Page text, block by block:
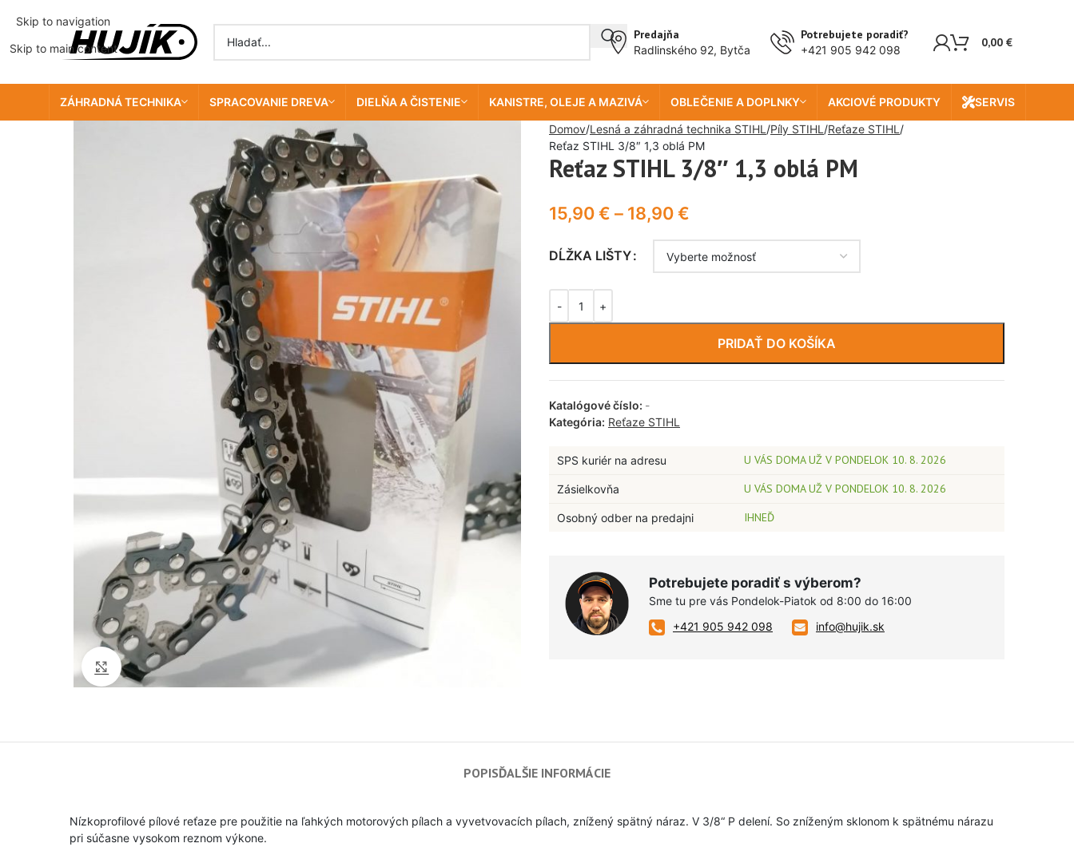
Skip to navigation
Skip to main content
Predajňa
Radlinského 92, Bytča
Potrebujete poradiť?
+421 905 942 098
0,00 €
ZÁHRADNÁ TECHNIKA SPRACOVANIE DREVA DIELŇA A ČISTENIE KANISTRE, OLEJE A MAZIVÁ OBLEČENIE A DOPLNKY AKCIOVÉ PRODUKTY SERVIS
Click to enlarge
Domov Lesná a záhradná technika STIHL Píly STIHL
Reťaze STIHL
Reťaz STIHL 3/8″ 1,3 oblá PM
Reťaz STIHL 3/8″ 1,3 oblá PM
15,90€ – 18,90€
DĹŽKA LIŠTY
PRIDAŤ DO KOŠÍKA
Katalógové číslo: -
Kategória: Reťaze STIHL
SPS kuriér na adresu U VÁS DOMA UŽ V PONDELOK 10. 8. 2026
Zásielkovňa U VÁS DOMA UŽ V PONDELOK 10. 8. 2026
Osobný odber na predajni IHNEĎ
Potrebujete poradiť s výberom?
Sme tu pre vás Pondelok-Piatok od 8:00 do 16:00
+421 905 942 098
info@hujik.sk
POPISĎALŠIE INFORMÁCIE
Nízkoprofilové pílové reťaze pre použitie na ľahkých motorových pílach a vyvetvovacích pílach, znížený spätný náraz. V 3/8“ P delení. So zníženým sklonom k spätnému nárazu
pri súčasne vysokom reznom výkone.